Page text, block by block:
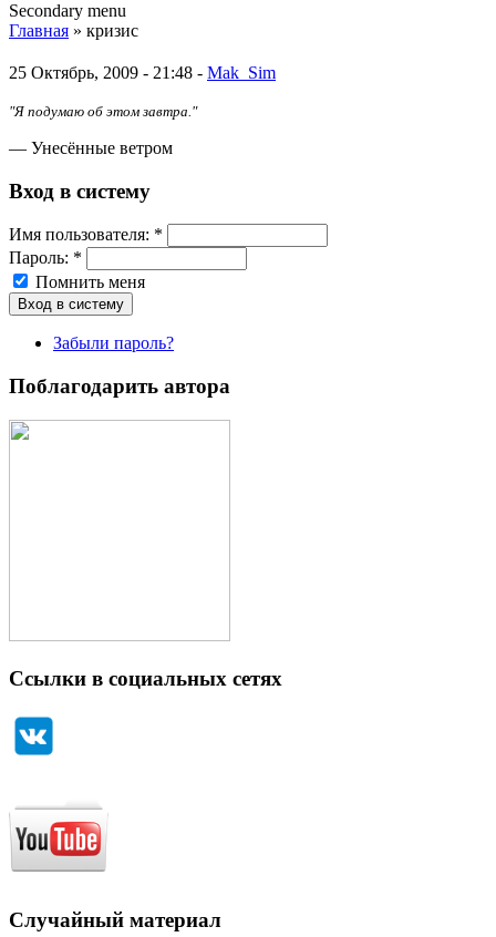
Secondary menu
Главная » кризис
25 Октябрь, 2009 - 21:48 - Mak_Sim
"Я подумаю об этом завтра."
— Унесённые ветром
Вход в систему
Имя пoльзовaтeля: *
Пароль: *
Помнить меня
Забыли пароль?
Поблагодарить автора
Ссылки в социальных сетях
Случайный материал